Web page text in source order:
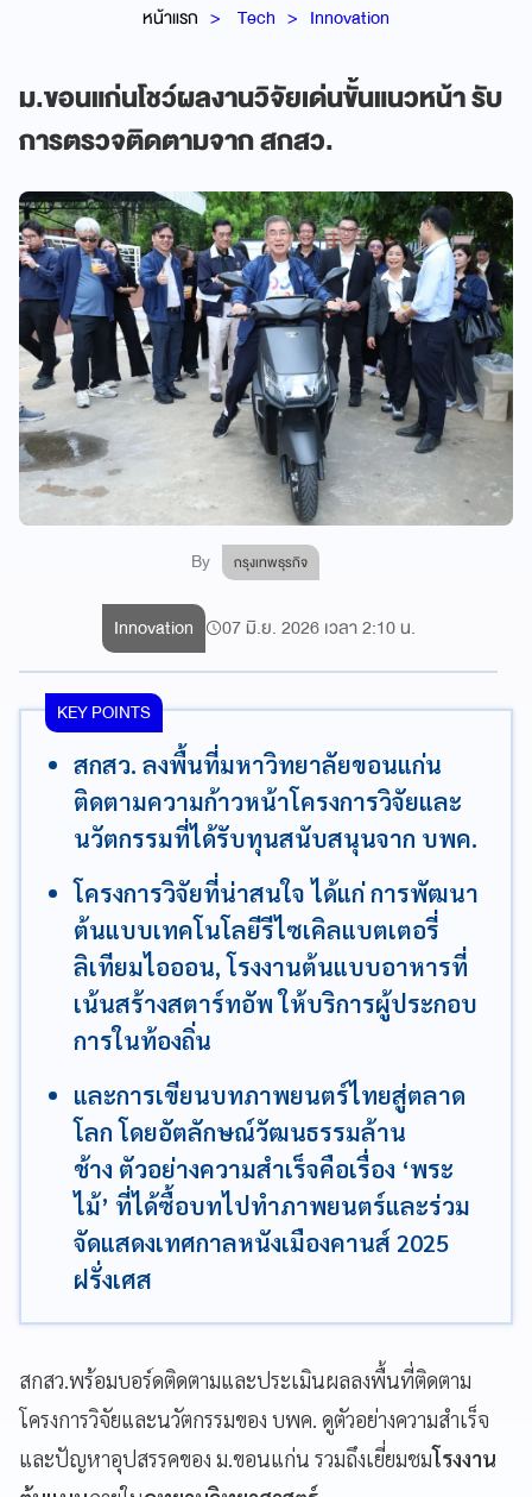
หน้าแรก Tech Innovation
ม.ขอนแก่นโชว์ผลงานวิจัยเด่นขั้นแนวหน้า รับ
การตรวจติดตามจาก สกสว.
By กรุงเทพธุรกิจ
Innovation 07 มิ.ย. 2026 เวลา 2:10 น.
KEY POINTS
สกสว. ลงพื้นที่มหาวิทยาลัยขอนแก่น
ติดตามความก้าวหน้าโครงการวิจัยและ
นวัตกรรมที่ได้รับทุนสนับสนุนจาก บพค.
โครงการวิจัยที่น่าสนใจ ได้แก่ การพัฒนา
ต้นแบบเทคโนโลยีรีไซเคิลแบตเตอรี่
ลิเทียมไอออน, โรงงานต้นแบบอาหารที่
เน้นสร้างสตาร์ทอัพ ให้บริการผู้ประกอบ
การในท้องถิ่น
และการเขียนบทภาพยนตร์ไทยสู่ตลาด
โลก โดยอัตลักษณ์วัฒนธรรมล้าน
ช้าง ตัวอย่างความสำเร็จคือเรื่อง ‘พระ
ไม้’ ที่ได้ซื้อบทไปทำภาพยนตร์และร่วม
จัดแสดงเทศกาลหนังเมืองคานส์ 2025
ฝรั่งเศส
สกสว.พร้อมบอร์ดติดตามและประเมินผลลงพื้นที่ติดตาม
โครงการวิจัยและนวัตกรรมของ บพค. ดูตัวอย่างความสำเร็จ
และปัญหาอุปสรรคของ ม.ขอนแก่น รวมถึงเยี่ยมชมโรงงาน